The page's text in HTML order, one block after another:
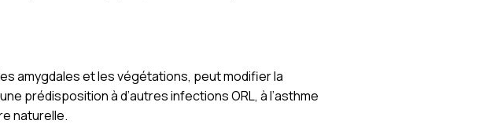
amygdales et les végétations, peut modifier la
prédisposition à d’autres infections ORL, à l’asthme
naturelle.